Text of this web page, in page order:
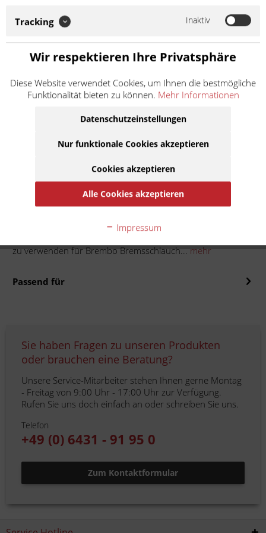
der angebotenen Ware handelt es sich um ein
Zubehör-/Ersatzteil eines Drittherstellers, das...
4,90 € *
Inhalt:10 Stück (0,49 € * / 1 Stück)
inkl. MwSt.zzgl. Versandkosten
Lieferzeit ca. 1 Werktag
In denWarenkorb
Auf die Merkliste
zu verwenden für Brembo Bremsschlauch... mehr
Passend für
Sie haben Fragen zu unseren Produkten
oder brauchen eine Beratung?
Unsere Service-Mitarbeiter stehen Ihnen gerne Montag
- Freitag von 9:00 Uhr - 17:00 Uhr zur Verfügung.
Rufen Sie uns doch einfach an oder schreiben Sie uns.
Telefon
+49 (0) 6431 - 91 95 0
Zum Kontaktformular
Tracking Inaktiv
Wir respektieren Ihre Privatsphäre
Diese Website verwendet Cookies, um Ihnen die bestmögliche
Funktionalität bieten zu können. Mehr Informationen
Datenschutzeinstellungen
Nur funktionale Cookies akzeptieren
Cookies akzeptieren
Alle Cookies akzeptieren
Impressum